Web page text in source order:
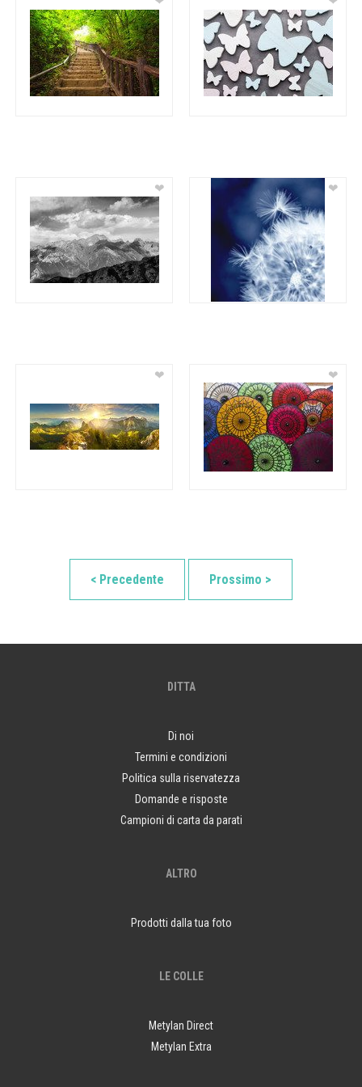
❤ ❤
❤ ❤
< Precedente Prossimo >
DITTA
Di noi
Termini e condizioni
Politica sulla riservatezza
Domande e risposte
Campioni di carta da parati
ALTRO
Prodotti dalla tua foto
LE COLLE
Metylan Direct
Metylan Extra